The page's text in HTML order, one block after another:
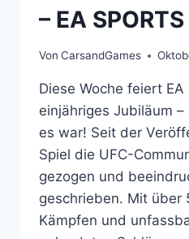
– EA
Von CarsandGames
Diese Woche feiert EA
einjähriges Jubiläum
es war! Seit der
Spiel die UFC-
gezogen und
geschrieben. Mit über
Kämpfen und